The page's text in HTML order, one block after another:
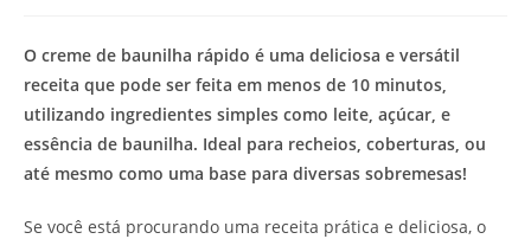
O creme de baunilha rápido é uma deliciosa e versátil
receita que pode ser feita em menos de 10 minutos,
utilizando ingredientes simples como leite, açúcar, e
essência de baunilha. Ideal para recheios, coberturas, ou
até mesmo como uma base para diversas sobremesas!
Se você está procurando uma receita prática e deliciosa, o